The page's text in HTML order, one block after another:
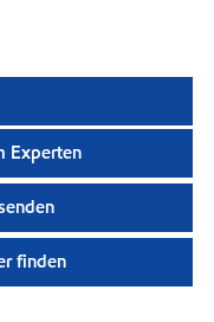
Experten
finden